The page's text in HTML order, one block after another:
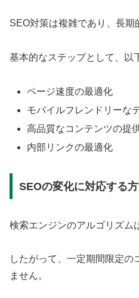
SEO対策は複雑であり、長期
基本的なステップとして、以
ページ速度の最適化
モバイルフレンドリーな
高品質なコンテンツの提
内部リンクの最適化
SEOの変化に対応する
検索エンジンのアルゴリズム
したがって、一定期間限定の
ません。